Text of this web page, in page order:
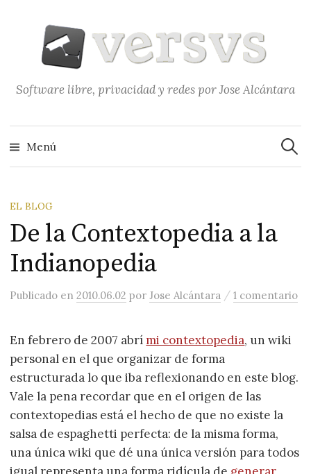
contenido
Software libre, privacidad y redes por Jose Alcántara
Menú
EL BLOG
De la Contextopedia a la
Indianopedia
Publicado en2010.06.02 porJose Alcántara /1 comentario
En febrero de 2007 abrími contextopedia, un wiki
personal en el que organizar de forma
estructurada lo que iba reflexionando en este blog.
Vale la pena recordar que en el origen de las
contextopedias está el hecho de que no existe la
salsa de espaghetti perfecta: de la misma forma,
una única wiki que dé una única versión para todos